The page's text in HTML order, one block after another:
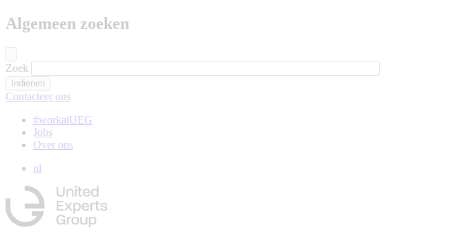
Algemeen zoeken
Zoek
Contacteer ons
#workatUEG
Jobs
Over ons
nl